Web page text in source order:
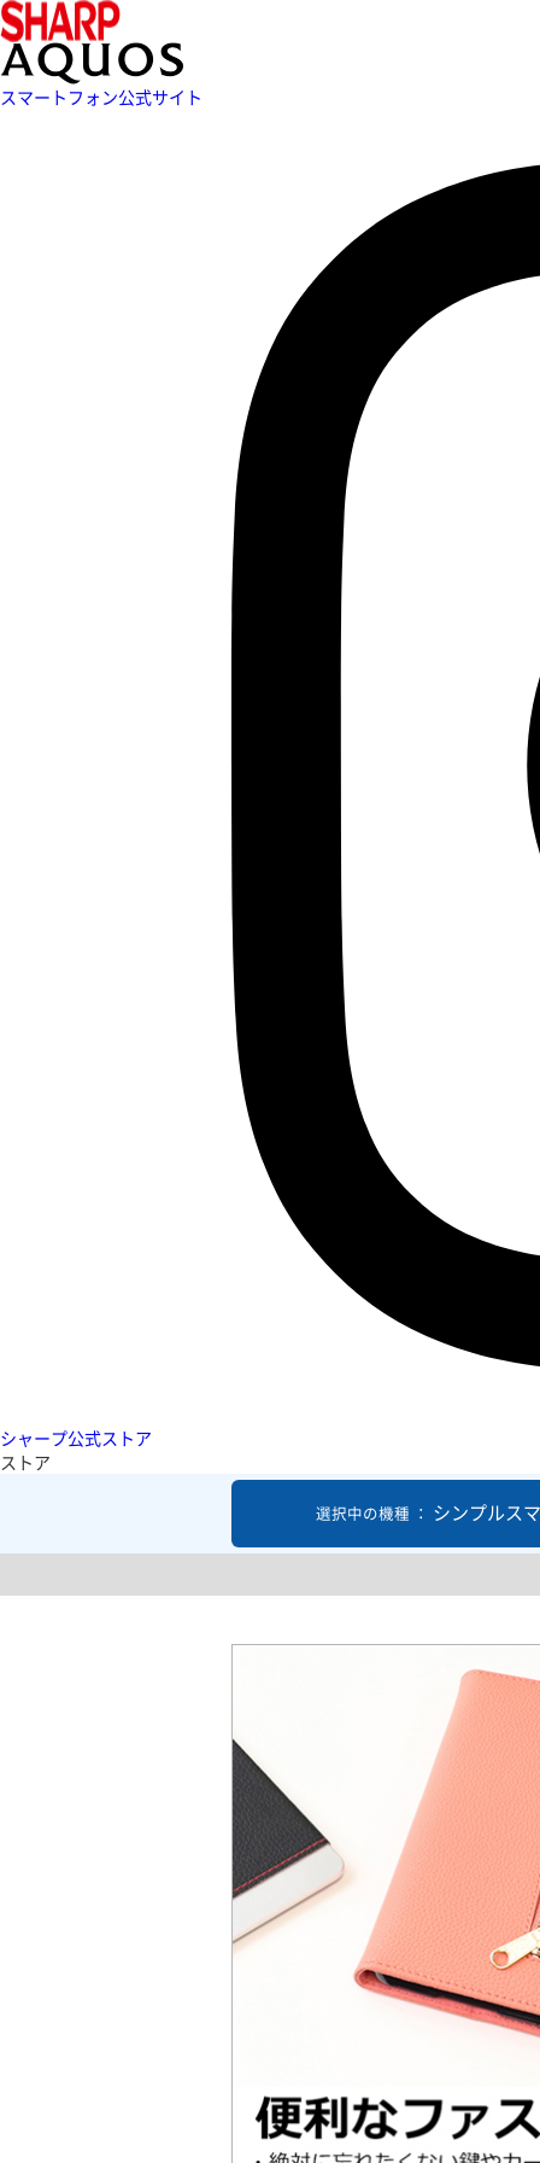
スマートフォン公式サイト
シャープ公式ストア
ストア
選択中の機種 ： シンプルス